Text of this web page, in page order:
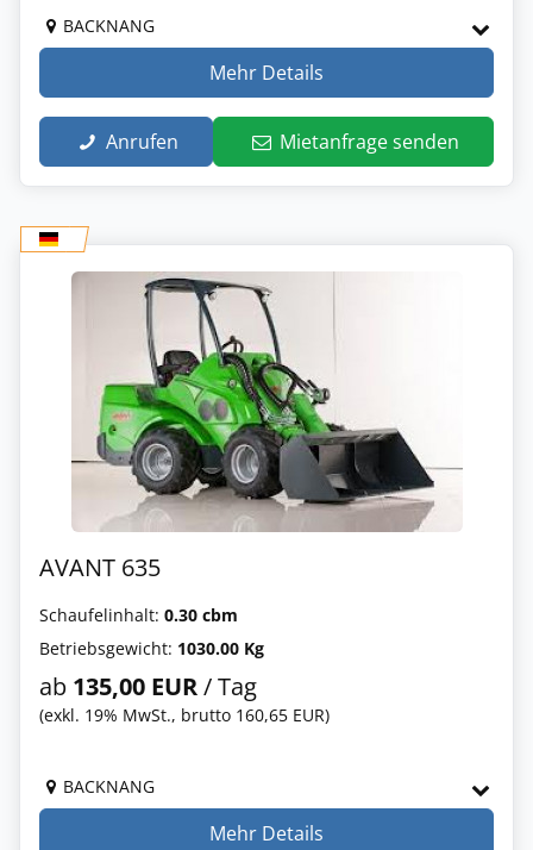
BACKNANG
Mehr Details
Anrufen Mietanfrage senden
AVANT 635
Schaufelinhalt: 0.30 cbm
Betriebsgewicht: 1030.00 Kg
ab 135,00 EUR/ Tag
(exkl. 19% MwSt., brutto 160,65 EUR)
BACKNANG
Mehr Details